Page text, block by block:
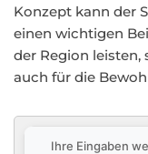
Konzept kann der
einen wichtigen
der Region leisten,
auch für die
Ihre Eingaben